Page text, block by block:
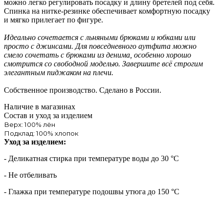
можно легко регулировать посадку и длину бретелей под себя.
Спинка на нитке-резинке обеспечивает комфортную посадку
и мягко прилегает по фигуре.
Идеально сочетается с льняными брюками и юбками или
просто с джинсами. Для повседневного аутфита можно
смело сочетать с брюками из денима, особенно хорошо
смотрится со свободной моделью. Завершите всё строгим
элегантным пиджаком на плечи.
Собственное производство. Сделано в России.
Наличие в магазинах
Состав и уход за изделием
Верх: 100% лён
Подклад: 100% хлопок
Уход за изделием:
- Деликатная стирка при температуре воды до 30 °C
- Не отбеливать
- Глажка при температуре подошвы утюга до 150 °C